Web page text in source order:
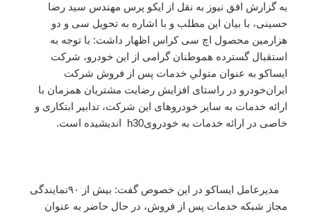
به گزارش افق نیوز به نقل از ایکو پرس مهندس سید رضا
حسینی، با بیان این مطلب و با اشاره به تحویل سی و دو
هزارمین محصول اچ سی کراس اظهار داشت: با توجه به
استقبال گسترده هموطنان گرامی از این خودرو، شرکت
ایساکو به عنوان متولي خدمات پس از فروش شرکت
ایران‌خودرو در راستای افزایش رضایت مشتریان همزمان با
ارائه خدمات به سایر خودروهای این شرکت، تدابیر ابتکاری و
خاصی در ارائه خدمات به خودرویh30 اندیشیده است.
مدیرعامل ایساکو در این خصوص گفت: بیش از ۹۰نمایندگی
مجاز شبکه خدمات پس از فروش، در حال حاضر به عنوان